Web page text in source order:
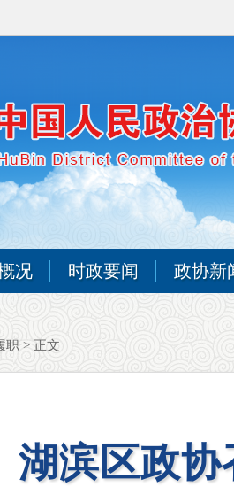
况 时政要闻 政协新
职 > 正文
湖滨区政协